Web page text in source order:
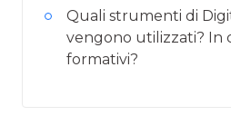
Quali strumenti di
vengono utilizzati? In
formativi?